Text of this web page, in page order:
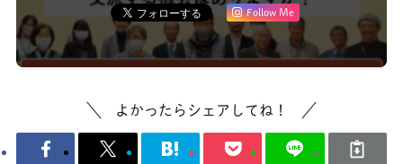
Follow Me
よかったらシェアしてね！